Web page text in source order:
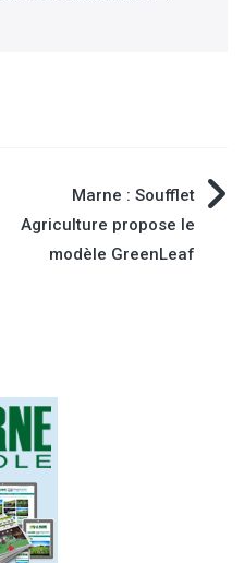
Marne : Soufflet
Agriculture propose le
modèle GreenLeaf